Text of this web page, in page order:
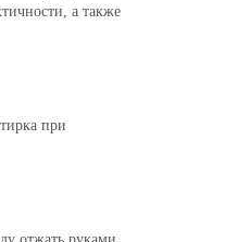
а также
при